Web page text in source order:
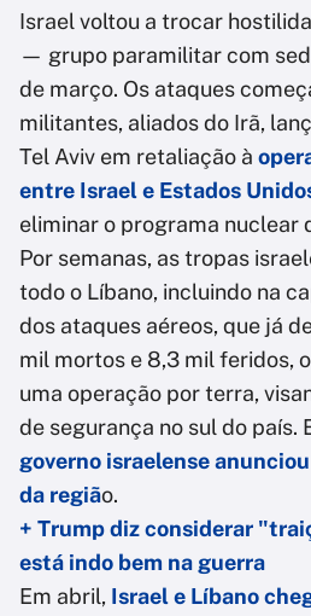
Israel voltou a trocar
— grupo paramilitar com
de março. Os ataques
militantes, aliados do Irã,
Tel Aviv em retaliação à
entre Israel e Estados
eliminar o programa nuclear
Por semanas, as tropas
todo o Líbano, incluindo na
dos ataques aéreos, que já
mil mortos e 8,3 mil feridos,
uma operação por terra,
de segurança no sul do país.
governo israelense
da região.
+ Trump diz considerar
está indo bem na guerra
Em abril, Israel e Líbano